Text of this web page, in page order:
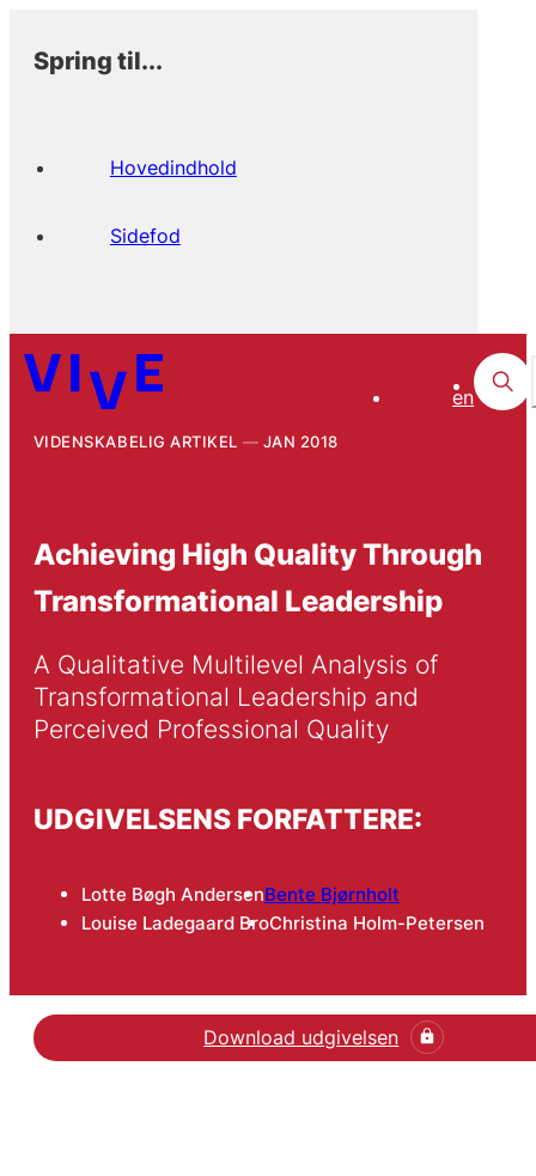
Spring til...
Hovedindhold
Sidefod
en
VIDENSKABELIG ARTIKEL JAN 2018
Achieving High Quality Through
Transformational Leadership
A Qualitative Multilevel Analysis of
Transformational Leadership and
Perceived Professional Quality
UDGIVELSENS FORFATTERE:
Lotte Bøgh AndersenBente Bjørnholt
Louise Ladegaard BroChristina Holm-Petersen
Download udgivelsen